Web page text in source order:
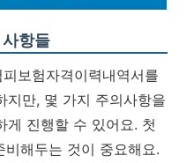
사항들
보험자격이력내역서를
지만, 몇 가지 주의사항을
게 진행할 수 있어요. 첫
해두는 것이 중요해요.